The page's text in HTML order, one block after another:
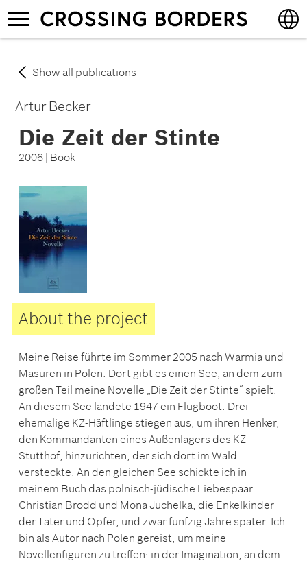
Skip
to
main
Toggle
navigation
Show all publications
Artur Becker
Die Zeit der Stinte
2006 | Book
About the project
Meine Reise führte im Sommer 2005 nach Warmia und
Masuren in Polen. Dort gibt es einen See, an dem zum
großen Teil meine Novelle „Die Zeit der Stinte“ spielt.
An diesem See landete 1947 ein Flugboot. Drei
ehemalige KZ-Häftlinge stiegen aus, um ihren Henker,
den Kommandanten eines Außenlagers des KZ
Stutthof, hinzurichten, der sich dort im Wald
versteckte. An den gleichen See schickte ich in
meinem Buch das polnisch-jüdische Liebespaar
Christian Brodd und Mona Juchelka, die Enkelkinder
der Täter und Opfer, und zwar fünfzig Jahre später. Ich
bin als Autor nach Polen gereist, um meine
Novellenfiguren zu treffen: in der Imagination, an dem